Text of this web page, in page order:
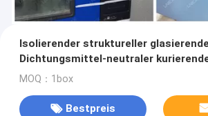
Isolierender struktureller
Dichtungsmittel-neutraler
schneller trockener Glaskleber
MOQ：1box
Bestpreis